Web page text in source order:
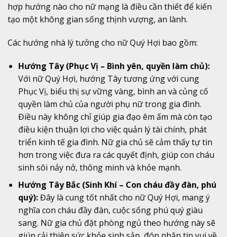
hợp hướng nào cho nữ mạng là điều cần thiết để kiến
tạo một không gian sống thịnh vượng, an lành.
Các hướng nhà lý tưởng cho nữ Quý Hợi bao gồm:
Hướng Tây (Phục Vị – Bình yên, quyền làm chủ):
Với nữ Quý Hợi, hướng Tây tương ứng với cung
Phục Vị, biểu thị sự vững vàng, bình an và củng cố
quyền làm chủ của người phụ nữ trong gia đình.
Điều này không chỉ giúp gia đạo êm ấm mà còn tạo
điều kiện thuận lợi cho việc quản lý tài chính, phát
triển kinh tế gia đình. Nữ gia chủ sẽ cảm thấy tự tin
hơn trong việc đưa ra các quyết định, giúp con cháu
sinh sôi nảy nở, thông minh và khỏe mạnh.
Hướng Tây Bắc (Sinh Khí – Con cháu đầy đàn, phú
quý):Đây là cung tốt nhất cho nữ Quý Hợi, mang ý
nghĩa con cháu đầy đàn, cuộc sống phú quý giàu
sang. Nữ gia chủ đặt phòng ngủ theo hướng này sẽ